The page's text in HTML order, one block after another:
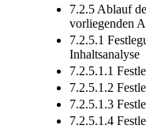
7.2.5 Ablauf
vorliegenden
7.2.5.1
Inhaltsanalyse
7.2.5.1.1
7.2.5.1.2
7.2.5.1.3
7.2.5.1.4